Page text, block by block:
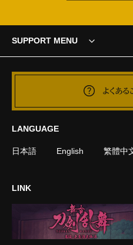
SUPPORT MENU
よくある
LANGUAGE
日本語 English 繁體中
LINK